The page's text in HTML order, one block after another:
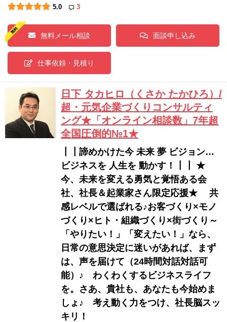
5.0
3
無料メール相談 面談申し込み
仕事依頼・見積り
日下 タカヒロ（くさか たかひろ）/
超・元気企業づくりコンサルティ
ング★「オンライン相談数」7年超
全国圧倒的№1★
┃┃諦めかけた今 未来 夢 ビジョン…
ビジネスを 人生を 動かす！┃┃ ★
今、未来を変える勇気と覚悟ある会
社、社長＆起業家さん限定応援★ 共
感レベルで選ばれる♪お客づくり×モノ
づくり×ヒト・組織づくり×街づくり～
「やりたい！」「変えたい！」なら、
日常の意思決定に迷いがあれば、まず
は、声を届けて（24時間対話対話可
能）♪ わくわくするビジネスライフ
を。さあ、貴社も、あなたも今始めま
しょ♪ 考え動く力をつけ、社長脳スッ
キリ！